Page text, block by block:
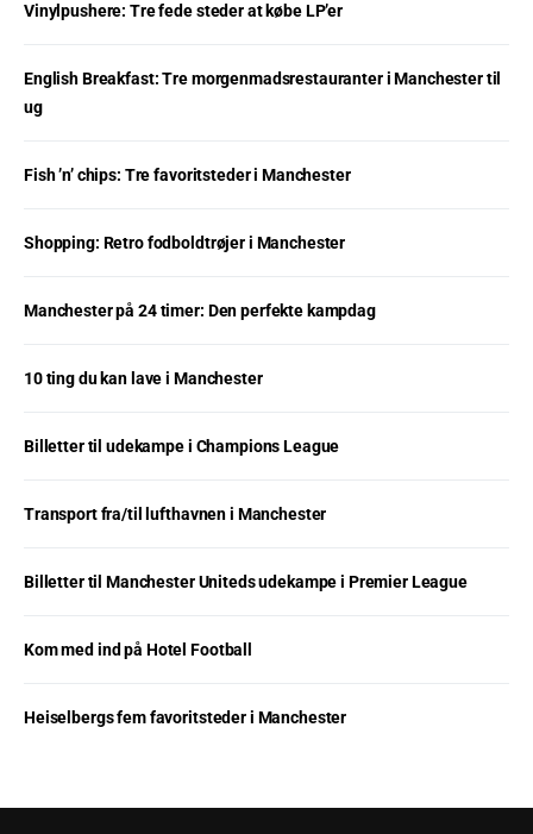
Vinylpushere: Tre fede steder at købe LP’er
English Breakfast: Tre morgenmadsrestauranter i Manchester til
ug
Fish ’n’ chips: Tre favoritsteder i Manchester
Shopping: Retro fodboldtrøjer i Manchester
Manchester på 24 timer: Den perfekte kampdag
10 ting du kan lave i Manchester
Billetter til udekampe i Champions League
Transport fra/til lufthavnen i Manchester
Billetter til Manchester Uniteds udekampe i Premier League
Kom med ind på Hotel Football
Heiselbergs fem favoritsteder i Manchester